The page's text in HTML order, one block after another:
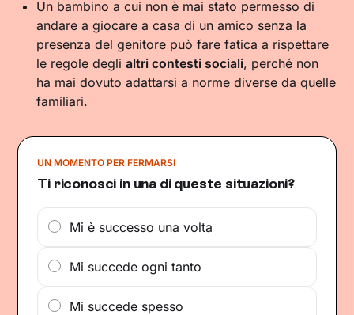
Un bambino a cui non è mai stato permesso di
andare a giocare a casa di un amico senza la
presenza del genitore può fare fatica a rispettare
le regole deglialtri contesti sociali, perché non
ha mai dovuto adattarsi a norme diverse da quelle
familiari.
UN MOMENTO PER FERMARSI
Ti riconosci in una di queste situazioni?
Mi è successo una volta
Mi succede ogni tanto
Mi succede spesso